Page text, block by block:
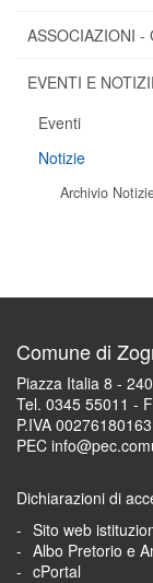
ASSOCIAZIONI -
EVENTI E
Eventi
Notizie
Archivio
Comune di
Piazza Italia 8 -
Tel. 0345 55011 -
P.IVA
PEC
Dichiarazioni di
Sito web
Albo Pretorio e
cPortal